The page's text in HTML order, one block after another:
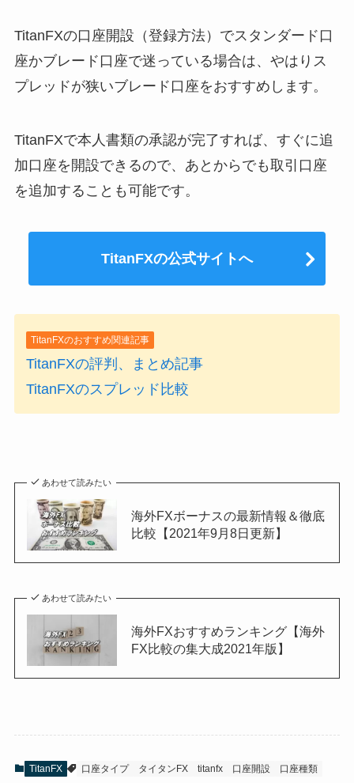
TitanFXの口座開設（登録方法）でスタンダード口
座かブレード口座で迷っている場合は、やはりス
プレッドが狭いブレード口座をおすすめします。
TitanFXで本人書類の承認が完了すれば、すぐに追
加口座を開設できるので、あとからでも取引口座
を追加することも可能です。
TitanFXの公式サイトへ
TitanFXのおすすめ関連記事
TitanFXの評判、まとめ記事
TitanFXのスプレッド比較
あわせて読みたい
海外FXボーナスの最新情報＆徹底
比較【2021年9月8日更新】
あわせて読みたい
海外FXおすすめランキング【海外
FX比較の集大成2021年版】
TitanFX 口座タイプ タイタンFX titanfx 口座開設 口座種類